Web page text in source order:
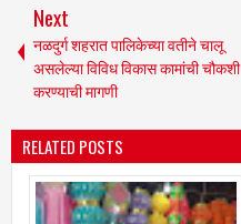
Next
नळदुर्ग शहरात पालिकेच्या वतीने चालू
असलेल्या विविध विकास कामांची चौकशी
करण्याची मागणी
RELATED POSTS